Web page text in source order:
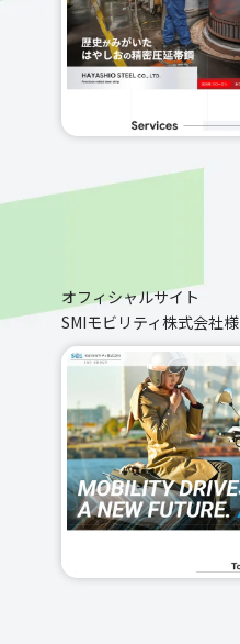
オフィシャルサイト
SMIモビリティ株式会社様